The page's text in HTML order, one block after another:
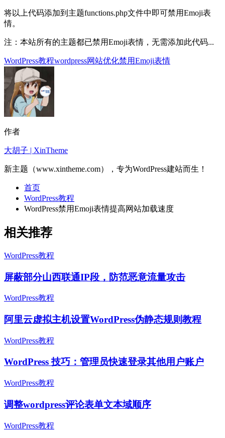
将以上代码添加到主题functions.php文件中即可禁用Emoji表
情。
注：本站所有的主题都已禁用Emoji表情，无需添加此代码...
WordPress教程wordpress网站优化禁用Emoji表情
作者
大胡子 | XinTheme
新主题（www.xintheme.com），专为WordPress建站而生！
首页
WordPress教程
WordPress禁用Emoji表情提高网站加载速度
相关推荐
WordPress教程
屏蔽部分山西联通IP段，防范恶意流量攻击
WordPress教程
阿里云虚拟主机设置WordPress伪静态规则教程
WordPress教程
WordPress 技巧：管理员快速登录其他用户账户
WordPress教程
调整wordpress评论表单文本域顺序
WordPress教程